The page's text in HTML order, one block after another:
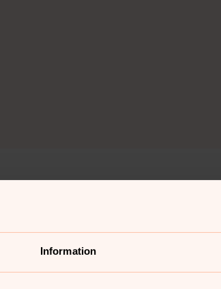
Information